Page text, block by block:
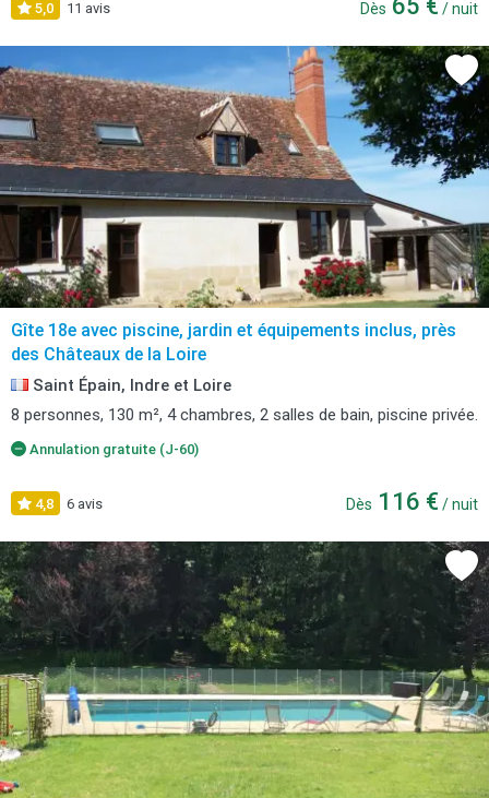
5,0 11 avis Dès 65 € / nuit
Gîte 18e avec piscine, jardin et équipements inclus, près
des Châteaux de la Loire
Saint Épain, Indre et Loire
8 personnes, 130 m², 4 chambres, 2 salles de bain, piscine privée.
Annulation gratuite (J-60)
4,8 6 avis Dès 116 € / nuit